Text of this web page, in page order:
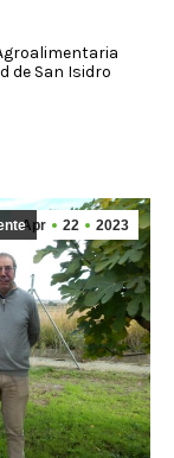
de San Isidro
Apr 22 2023